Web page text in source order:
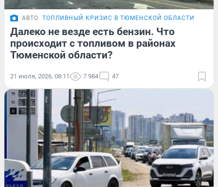
АВТО ТОПЛИВНЫЙ КРИЗИС В ТЮМЕНСКОЙ ОБЛАСТИ
Далеко не везде есть бензин. Что
происходит с топливом в районах
Тюменской области?
21 июля, 2026, 08:11 7 984 47